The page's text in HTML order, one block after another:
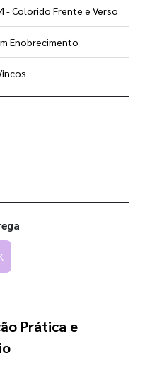
- Colorido Frente e Verso
Enobrecimento
os nossos gabaritos
Prática e